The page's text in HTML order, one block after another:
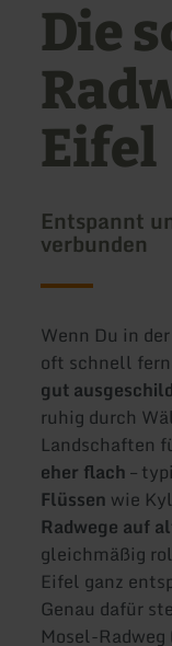
Die
Eifel
Entspannt
verbunden
Wenn Du in
oft schnell
gut
ruhig durch
Landschaften
eher flach–
Flüssen wie
Radwege auf
gleichmäßig
Eifel ganz
Genau dafür
Mosel-